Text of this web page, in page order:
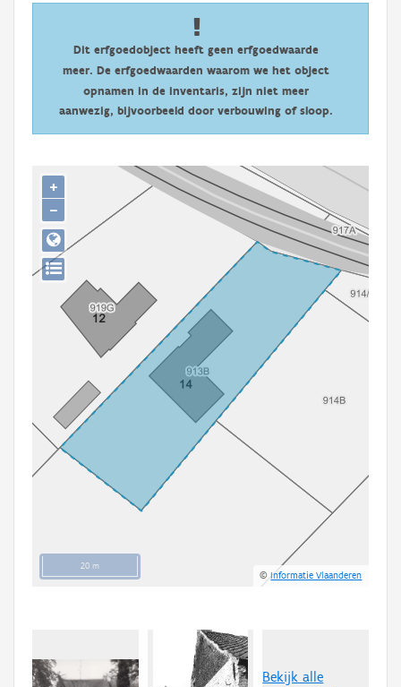
Persoon of collectief
Downloads
Aanmelden
Dit erfgoedobject heeft geen erfgoedwaarde
meer. De erfgoedwaarden waarom we het object
opnamen in de inventaris, zijn niet meer
aanwezig, bijvoorbeeld door verbouwing of sloop.
20 m
©Informatie Vlaanderen
+
−
Bekijk alle